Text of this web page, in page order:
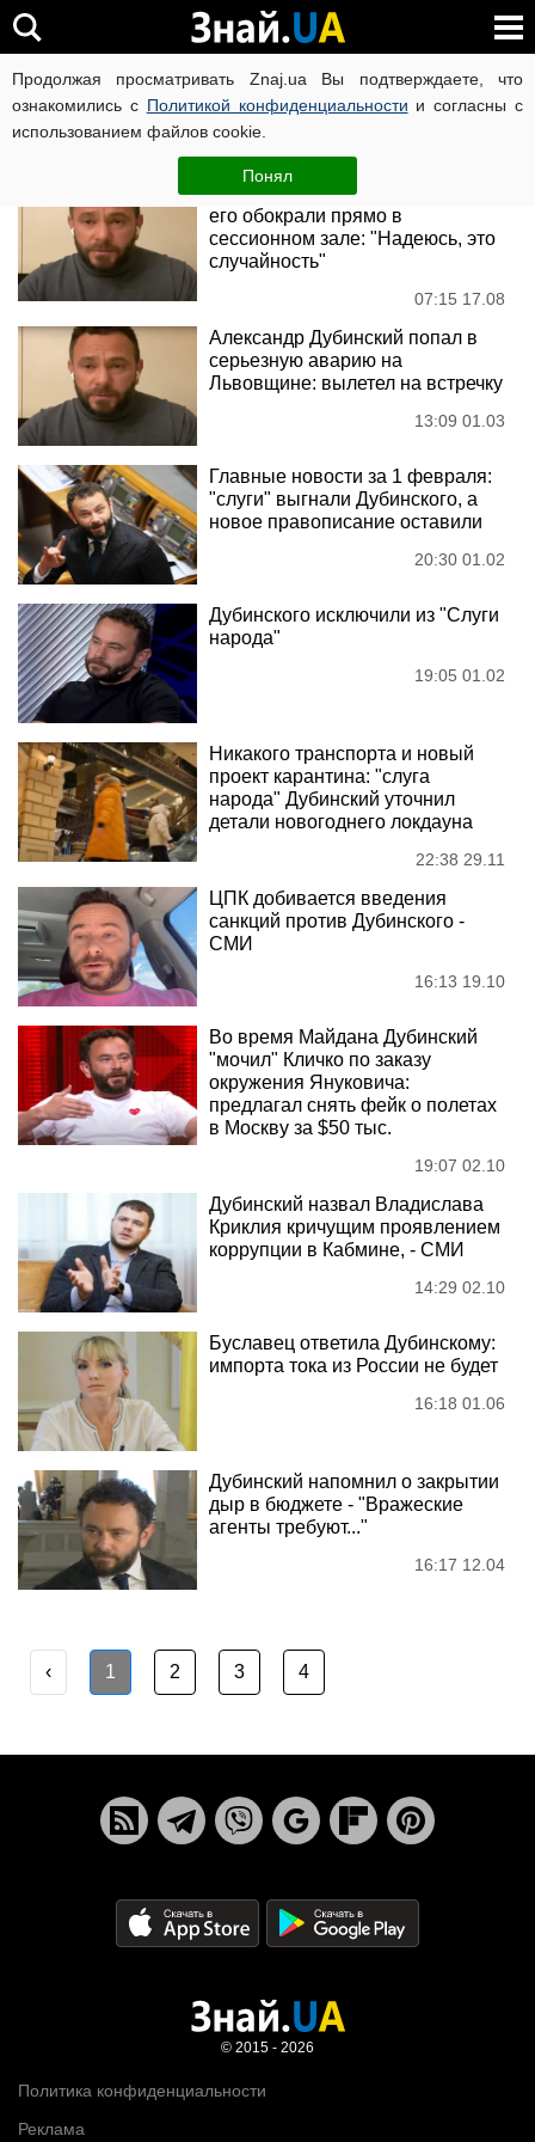
Продолжая просматривать Znaj.ua Вы подтверждаете, что
ознакомились с Политикой конфиденциальности и согласны с
использованием файлов cookie.
Понял
Александр Дубинский
Депутат Дубинский заявил, что
его обокрали прямо в
сессионном зале: "Надеюсь, это
случайность"
07:15 17.08
Александр Дубинский попал в
серьезную аварию на
Львовщине: вылетел на встречку
13:09 01.03
Главные новости за 1 февраля:
"слуги" выгнали Дубинского, а
новое правописание оставили
20:30 01.02
Дубинского исключили из "Слуги
народа"
19:05 01.02
Никакого транспорта и новый
проект карантина: "слуга
народа" Дубинский уточнил
детали новогоднего локдауна
22:38 29.11
ЦПК добивается введения
санкций против Дубинского -
СМИ
16:13 19.10
Во время Майдана Дубинский
"мочил" Кличко по заказу
окружения Януковича:
предлагал снять фейк о полетах
в Москву за $50 тыс.
19:07 02.10
Дубинский назвал Владислава
Криклия кричущим проявлением
коррупции в Кабмине, - СМИ
14:29 02.10
Буславец ответила Дубинскому:
импорта тока из России не будет
16:18 01.06
Дубинский напомнил о закрытии
дыр в бюджете - "Вражеские
агенты требуют..."
16:17 12.04
‹ 1 2 3 4
Политика конфиденциальности
Реклама
© 2015 - 2026